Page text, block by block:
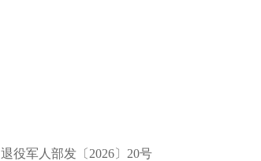
退役军人部发〔2026〕20号